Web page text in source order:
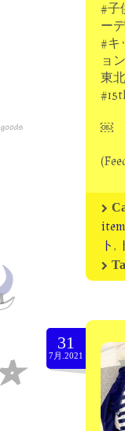
#
ー
#キ
ョ
東
￼
item
ト,
31
7月.2021